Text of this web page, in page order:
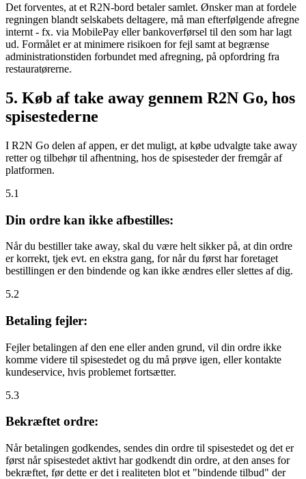
Det forventes, at et R2N-bord betaler samlet. Ønsker man at fordele
regningen blandt selskabets deltagere, må man efterfølgende afregne
internt - fx. via MobilePay eller bankoverførsel til den som har lagt
ud. Formålet er at minimere risikoen for fejl samt at begrænse
administrationstiden forbundet med afregning, på opfordring fra
restauratørerne.
5. Køb af take away gennem R2N Go, hos
spisestederne
I R2N Go delen af appen, er det muligt, at købe udvalgte take away
retter og tilbehør til afhentning, hos de spisesteder der fremgår af
platformen.
5.1
Din ordre kan ikke afbestilles:
Når du bestiller take away, skal du være helt sikker på, at din ordre
er korrekt, tjek evt. en ekstra gang, for når du først har foretaget
bestillingen er den bindende og kan ikke ændres eller slettes af dig.
5.2
Betaling fejler:
Fejler betalingen af den ene eller anden grund, vil din ordre ikke
komme videre til spisestedet og du må prøve igen, eller kontakte
kundeservice, hvis problemet fortsætter.
5.3
Bekræftet ordre:
Når betalingen godkendes, sendes din ordre til spisestedet og det er
først når spisestedet aktivt har godkendt din ordre, at den anses for
bekræftet, før dette er det i realiteten blot et "bindende tilbud" der